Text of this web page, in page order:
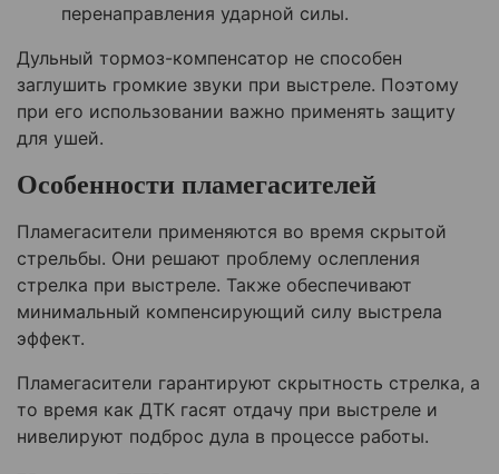
перенаправления ударной силы.
Дульный тормоз-компенсатор не способен
заглушить громкие звуки при выстреле. Поэтому
при его использовании важно применять защиту
для ушей.
Особенности пламегасителей
Пламегасители применяются во время скрытой
стрельбы. Они решают проблему ослепления
стрелка при выстреле. Также обеспечивают
минимальный компенсирующий силу выстрела
эффект.
Пламегасители гарантируют скрытность стрелка, а
то время как ДТК гасят отдачу при выстреле и
нивелируют подброс дула в процессе работы.